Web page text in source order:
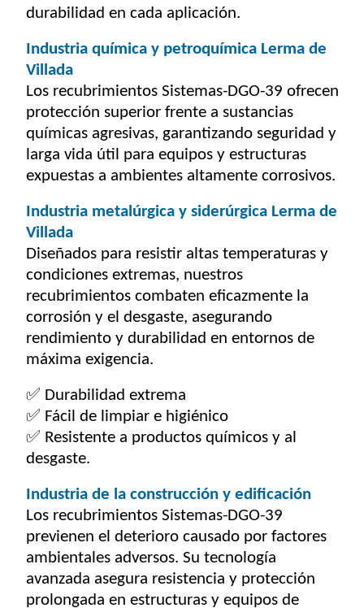
durabilidad en cada aplicación.
Industria química y petroquímica Lerma de
Villada
Los recubrimientos Sistemas-DGO-39 ofrecen
protección superior frente a sustancias
químicas agresivas, garantizando seguridad y
larga vida útil para equipos y estructuras
expuestas a ambientes altamente corrosivos.
Industria metalúrgica y siderúrgica Lerma de
Villada
Diseñados para resistir altas temperaturas y
condiciones extremas, nuestros
recubrimientos combaten eficazmente la
corrosión y el desgaste, asegurando
rendimiento y durabilidad en entornos de
máxima exigencia.
✅ Durabilidad extrema
✅ Fácil de limpiar e higiénico
✅ Resistente a productos químicos y al
desgaste.
Industria de la construcción y edificación
Los recubrimientos Sistemas-DGO-39
previenen el deterioro causado por factores
ambientales adversos. Su tecnología
avanzada asegura resistencia y protección
prolongada en estructuras y equipos de